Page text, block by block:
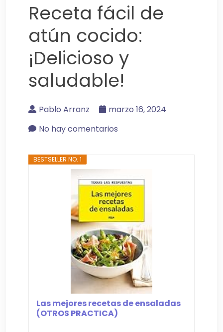
Receta fácil de
atún cocido:
¡Delicioso y
saludable!
Pablo Arranz
marzo 16, 2024
No hay comentarios
BESTSELLER NO. 1
Las mejores recetas de ensaladas
(OTROS PRACTICA)